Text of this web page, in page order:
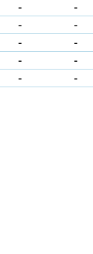
- -
- -
- -
- -
- -